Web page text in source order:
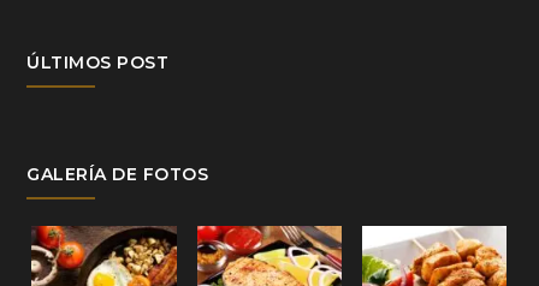
ÚLTIMOS POST
GALERÍA DE FOTOS